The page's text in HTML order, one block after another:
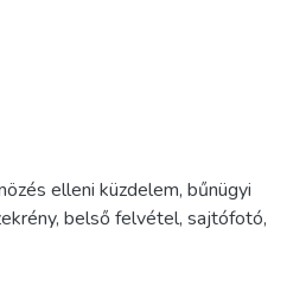
elleni küzdelem, bűnügyi
, belső felvétel, sajtófotó,